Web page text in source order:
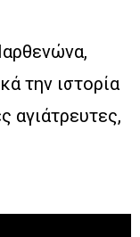
την ιστορία
αγιάτρευτες,